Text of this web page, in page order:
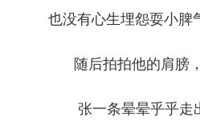
也没有心生埋怨耍小脾
随后拍拍他的肩膀
张一条晕晕乎乎走